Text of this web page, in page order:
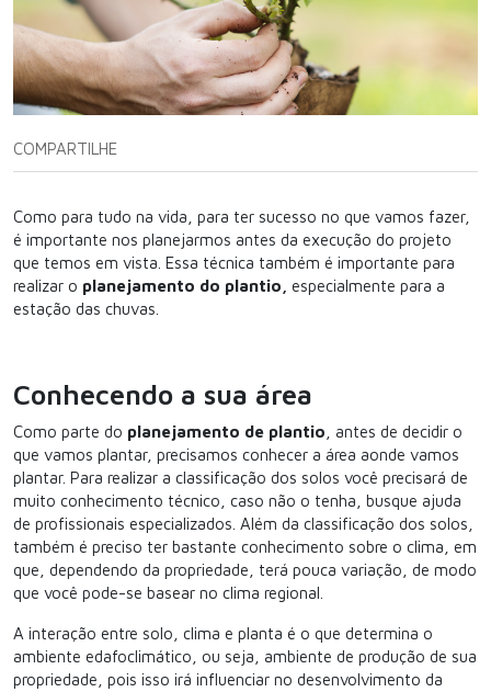
COMPARTILHE
Como para tudo na vida, para ter sucesso no que vamos fazer,
é importante nos planejarmos antes da execução do projeto
que temos em vista. Essa técnica também é importante para
realizar o planejamento do plantio, especialmente para a
estação das chuvas.
Conhecendo a sua área
Como parte do planejamento de plantio , antes de decidir o
que vamos plantar, precisamos conhecer a área aonde vamos
plantar. Para realizar a classificação dos solos você precisará de
muito conhecimento técnico, caso não o tenha, busque ajuda
de profissionais especializados. Além da classificação dos solos,
também é preciso ter bastante conhecimento sobre o clima, em
que, dependendo da propriedade, terá pouca variação, de modo
que você pode-se basear no clima regional.
A interação entre solo, clima e planta é o que determina o
ambiente edafoclimático, ou seja, ambiente de produção de sua
propriedade, pois isso irá influenciar no desenvolvimento da